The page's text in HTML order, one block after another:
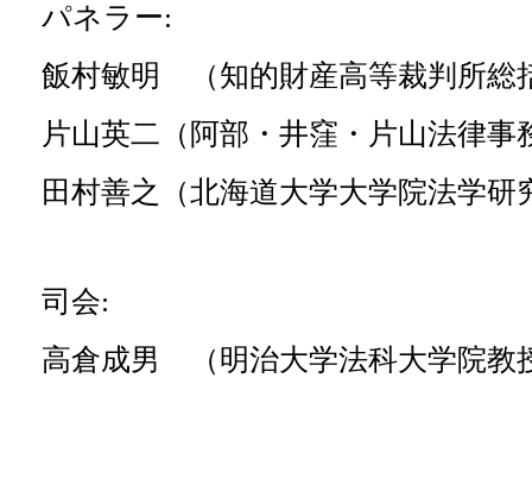
パネラー:
飯村敏明 （知的財産高等裁判所総
片山英二（阿部・井窪・片山法律事
田村善之（北海道大学大学院法学研
司会:
高倉成男 （明治大学法科大学院教